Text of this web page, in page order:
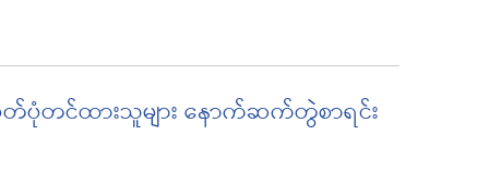
တင်ထားသူများ နောက်ဆက်တွဲစာရင်း